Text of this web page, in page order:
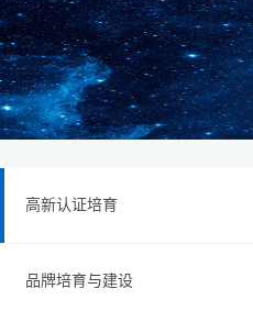
高新认证培育
品牌培育与建设